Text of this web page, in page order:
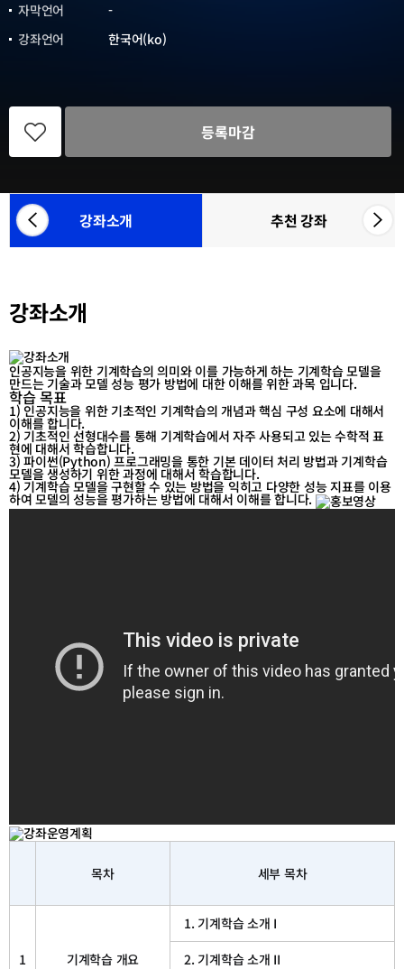
자막언어
-
강좌언어
한국어(ko)
관
좌
등
등록마감
좌
카
테
리
목
록
이
동
리
목
이
동
강좌소개 추천 강좌
참
목
록
강좌소개
인공지능을 위한 기계학습의 의미와 이를 가능하게 하는 기계학습 모델을
만드는 기술과 모델 성능 평가 방법에 대한 이해를 위한 과목 입니다.
학습 목표
1) 인공지능을 위한 기초적인 기계학습의 개념과 핵심 구성 요소에 대해서
이해를 합니다.
2) 기초적인 선형대수를 통해 기계학습에서 자주 사용되고 있는 수학적 표
현에 대해서 학습합니다.
3) 파이썬(Python) 프로그래밍을 통한 기본 데이터 처리 방법과 기계학습
모델을 생성하기 위한 과정에 대해서 학습합니다.
4) 기계학습 모델을 구현할 수 있는 방법을 익히고 다양한 성능 지표를 이용
하여 모델의 성능을 평가하는 방법에 대해서 이해를 합니다.
목차 세부 목차
1 기계학습 개요
1. 기계학습 소개 I
2. 기계학습 소개 II